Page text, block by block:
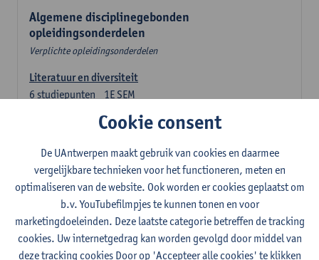
Algemene disciplinegebonden
opleidingsonderdelen
Verplichte opleidingsonderdelen
Literatuur en diversiteit
1E SEM
6 studiepunten
Remco Sleiderink
2E SEM
studiepunten
Lesgever(s):
Astrid De Wit Peter Petré
Engels: verplichte opleidingsonderdelen
Engels: taalbeheersing 1
Cookie consent
De UAntwerpen maakt gebruik van cookies en daarmee
vergelijkbare technieken voor het functioneren, meten en
optimaliseren van de website. Ook worden er cookies geplaatst om
b.v. YouTubefilmpjes te kunnen tonen en voor
marketingdoeleinden. Deze laatste categorie betreffen de tracking
cookies. Uw internetgedrag kan worden gevolgd door middel van
deze tracking cookies Door op 'Accepteer alle cookies' te klikken